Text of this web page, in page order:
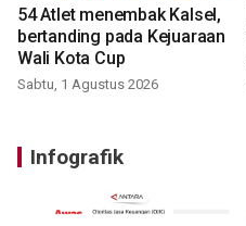
54 Atlet menembak Kalsel,
bertanding pada Kejuaraan
Wali Kota Cup
Sabtu, 1 Agustus 2026
Infografik